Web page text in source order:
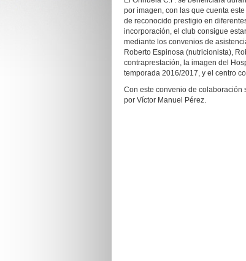
por imagen, con las que cuenta
de reconocido prestigio en
incorporación, el club consigue
mediante los convenios de
Roberto Espinosa (nutricionista),
contraprestación, la imagen del
temporada 2016/2017, y el centro
Con este convenio de
por Víctor Manuel Pérez.